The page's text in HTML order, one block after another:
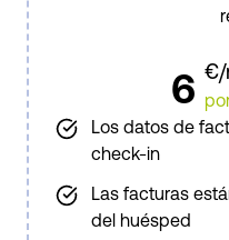
6 €/
Los datos de
check-in
Las facturas
del huésped